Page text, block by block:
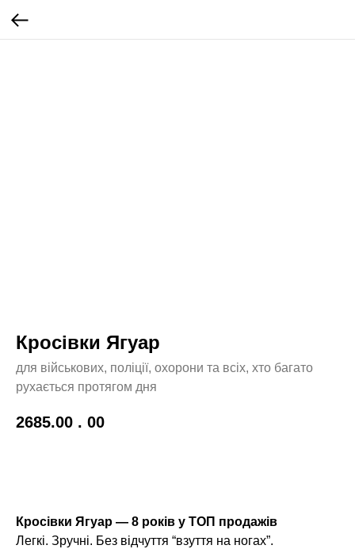
Кросівки Ягуар
для військових, поліції, охорони та всіх, хто багато
рухається протягом дня
2685.00 . 00
Кросівки Ягуар — 8 років у ТОП продажів
Легкі. Зручні. Без відчуття “взуття на ногах”.